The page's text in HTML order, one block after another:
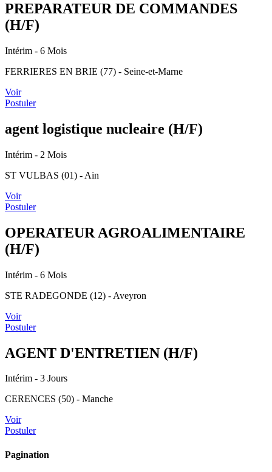
PREPARATEUR DE COMMANDES
(H/F)
Intérim - 6 Mois
FERRIERES EN BRIE (77) - Seine-et-Marne
Voir
Postuler
agent logistique nucleaire (H/F)
Intérim - 2 Mois
ST VULBAS (01) - Ain
Voir
Postuler
OPERATEUR AGROALIMENTAIRE
(H/F)
Intérim - 6 Mois
STE RADEGONDE (12) - Aveyron
Voir
Postuler
AGENT D'ENTRETIEN (H/F)
Intérim - 3 Jours
CERENCES (50) - Manche
Voir
Postuler
Pagination